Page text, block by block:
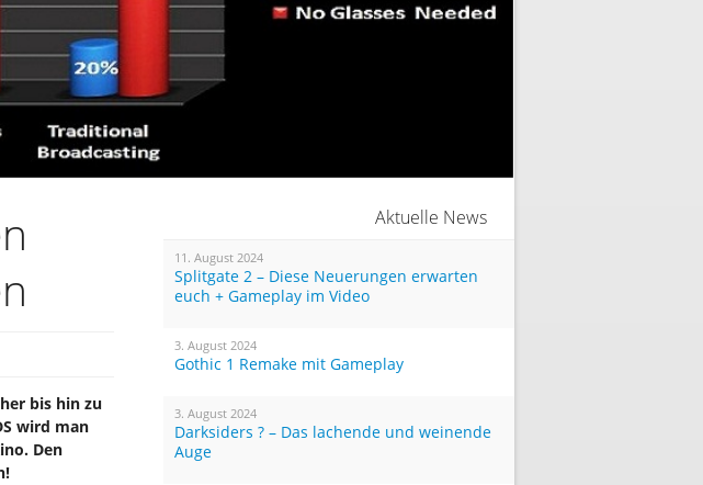
bis hin zu
wird man
Den
Aktuelle News
11. August 2024
Splitgate 2 – Diese Neuerungen erwarten
euch + Gameplay im Video
3. August 2024
Gothic 1 Remake mit Gameplay
3. August 2024
Darksiders ? – Das lachende und weinende
Auge